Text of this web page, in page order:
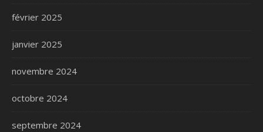
février 2025
janvier 2025
novembre 2024
octobre 2024
septembre 2024